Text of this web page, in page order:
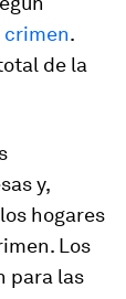
crimen.
de la
y,
hogares
Los
para las